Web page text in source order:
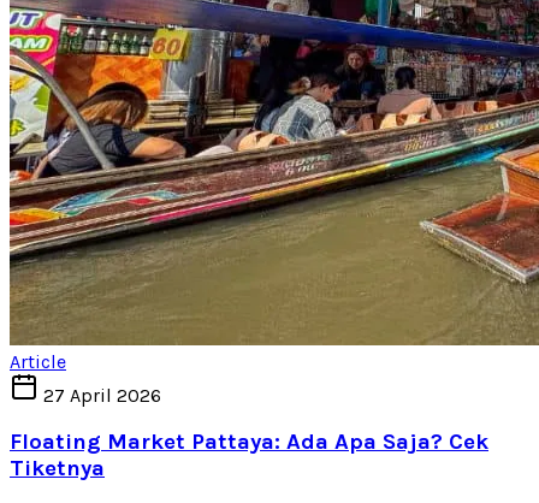
Article
27 April 2026
Floating Market Pattaya: Ada Apa Saja? Cek
Tiketnya